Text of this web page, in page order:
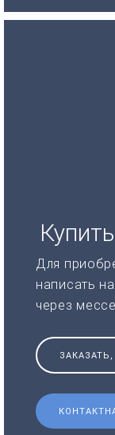
Для
написать
через